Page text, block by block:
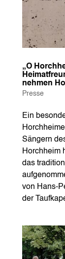
„O
nehmen
Presse
Ein
Sängern
Horchheim
das
von Hans-
der